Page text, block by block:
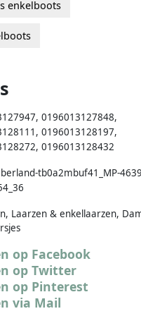
enkelboots
, 0196013127848,
, 0196013128197,
, 0196013128432
tb0a2mbuf41_MP-4639
Laarzen & enkellaarzen,